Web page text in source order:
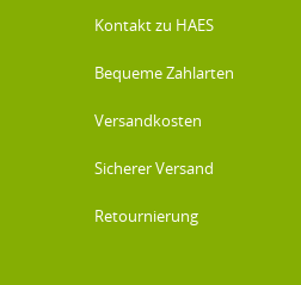
Kontakt zu HAES
Bequeme Zahlarten
Versandkosten
Sicherer Versand
Retournierung